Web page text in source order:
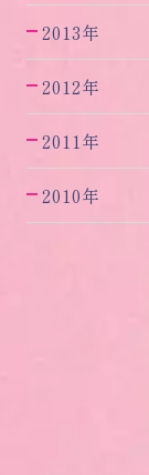
2013年
2012年
2011年
2010年